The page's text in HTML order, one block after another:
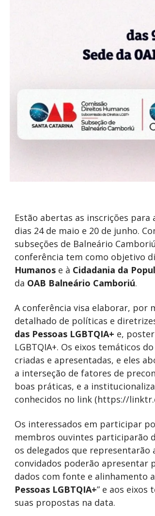
Estão abertas as inscrições para
dias 24 de maio e 20 de junho.
subseções de Balneário
conferência tem como objetivo
Humanos e à Cidadania da
da OAB Balneário Camboriú.
A conferência visa elaborar,
detalhado de políticas e
das Pessoas LGBTQIA+ e,
LGBTQIA+. Os eixos temáticos
criadas e apresentadas, e eles
a interseção de fatores de
boas práticas, e a
conhecidos no link (https://
Os interessados em participar
membros ouvintes participarão
os delegados que representarão
convidados poderão apresentar
dados com fonte e alinhamento
Pessoas LGBTQIA+” e aos eixos
suas propostas na data.